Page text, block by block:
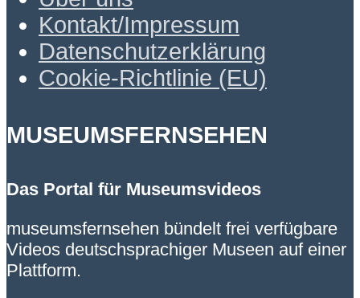
Kontakt/Impressum
Datenschutzerklärung
Cookie-Richtlinie (EU)
MUSEUMSFERNSEHEN
Das Portal für Museumsvideos
museumsfernsehen bündelt frei verfügbare
Videos deutschsprachiger Museen auf einer
Plattform.